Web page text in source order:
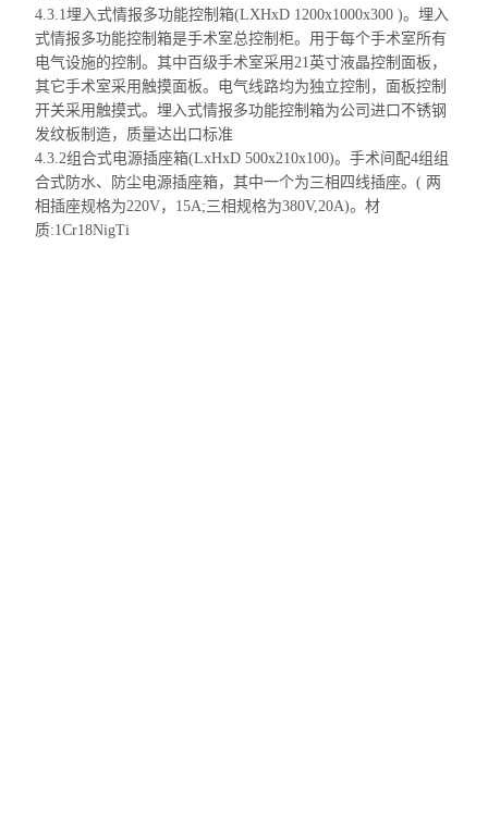
4.3.1埋入式情报多功能控制箱(LXHxD 1200x1000x300 )。埋入
式情报多功能控制箱是手术室总控制柜。用于每个手术室所有
电气设施的控制。其中百级手术室采用21英寸液晶控制面板，
其它手术室采用触摸面板。电气线路均为独立控制，面板控制
开关采用触摸式。埋入式情报多功能控制箱为公司进口不锈钢
发纹板制造，质量达出口标准
4.3.2组合式电源插座箱(LxHxD 500x210x100)。手术间配4组组
合式防水、防尘电源插座箱，其中一个为三相四线插座。( 两
相插座规格为220V，15A;三相规格为380V,20A)。材
质:1Cr18NigTi